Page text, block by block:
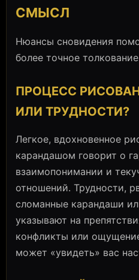
СМЫСЛ
Нюансы сновидения
более точное
ПРОЦЕСС
ИЛИ ТРУДНОСТИ?
Легкое, вдохновенное
карандашом говорит о
взаимопонимании и
отношений. Трудности,
сломанные карандаши
указывают на
конфликты или
может «увидеть» вас